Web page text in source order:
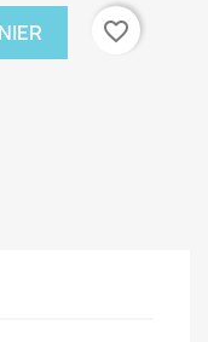
favorite_border